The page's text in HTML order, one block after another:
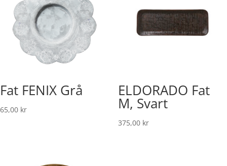
Fat FENIX Grå
65,00 kr
ELDORADO Fat
M, Svart
375,00 kr